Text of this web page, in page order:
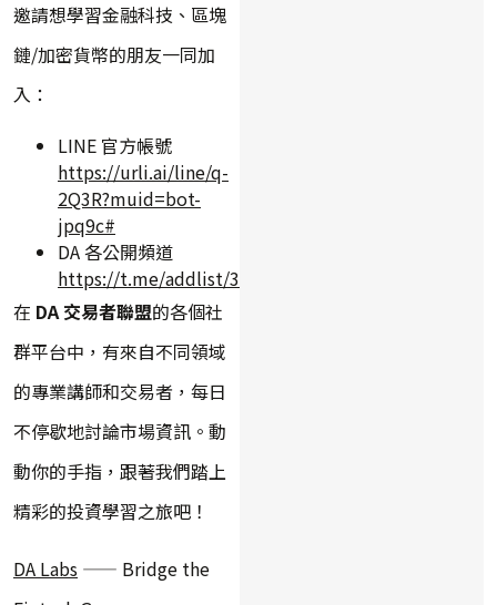
邀請想學習金融科技、區塊
鏈/加密貨幣的朋友一同加
入：
LINE 官方帳號
https://urli.ai/line/q-
2Q3R?muid=bot-
jpq9c#
DA 各公開頻道
https://t.me/addlist/3qrlxEnu7slkYWY9
在 DA 交易者聯盟的各個社
群平台中，有來自不同領域
的專業講師和交易者，每日
不停歇地討論市場資訊。動
動你的手指，跟著我們踏上
精彩的投資學習之旅吧！
DA Labs —— Bridge the